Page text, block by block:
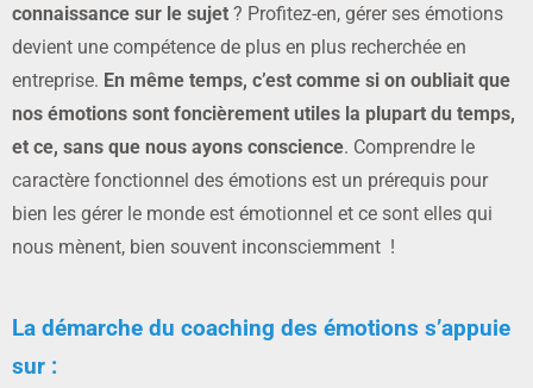
connaissance sur le sujet ? Profitez-en, gérer ses émotions
devient une compétence de plus en plus recherchée en
entreprise. En même temps, c’est comme si on oubliait que
nos émotions sont foncièrement utiles la plupart du temps,
et ce, sans que nous ayons conscience. Comprendre le
caractère fonctionnel des émotions est un prérequis pour
bien les gérer le monde est émotionnel et ce sont elles qui
nous mènent, bien souvent inconsciemment !
La démarche du coaching des émotions s’appuie
sur :